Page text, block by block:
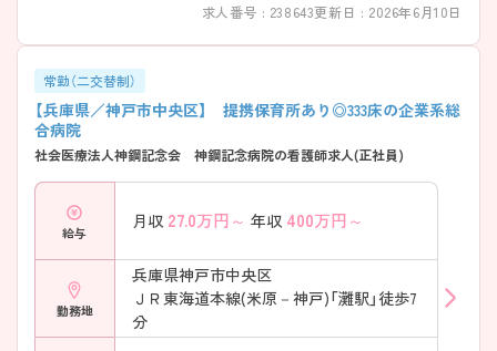
求人番号 : 238643更新日 : 2026年6月10日
常勤（二交替制）
【兵庫県／神戸市中央区】 提携保育所あり◎333床の企業系総
合病院
社会医療法人神鋼記念会 神鋼記念病院の看護師求人(正社員)
給与
月収 27.0万円～ 年収 400万円～
勤務地
兵庫県神戸市中央区
ＪＲ東海道本線(米原－神戸)「灘駅」徒歩7
分